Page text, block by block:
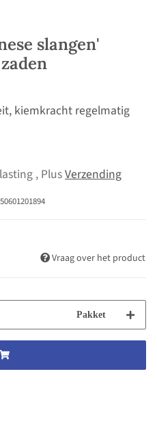
slangen'
kiemkracht regelmatig
, PlusVerzending
Vraag over het product
Pakket